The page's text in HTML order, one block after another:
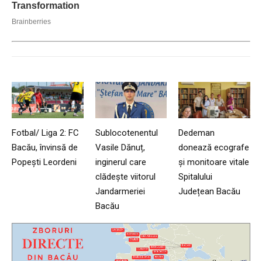
Fotbal/ Liga 2: FC
Bacău, învinsă de
Popești Leordeni
Sublocotenentul
Vasile Dănuț,
inginerul care
clădește viitorul
Jandarmeriei
Bacău
Dedeman
donează ecografe
și monitoare vitale
Spitalului
Județean Bacău